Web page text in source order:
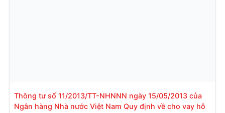
Thông tư số 11/2013/TT-NHNNN ngày 15/05/2013 của
Ngân hàng Nhà nước Việt Nam Quy định về cho vay hỗ